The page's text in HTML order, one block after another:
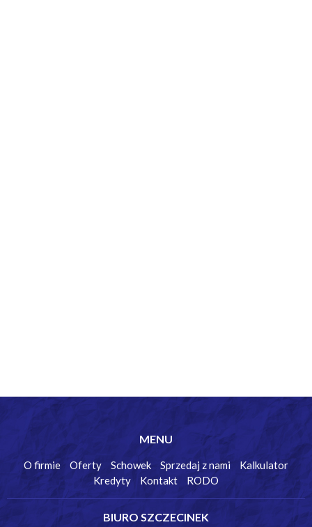
MENU
O firmie Oferty Schowek Sprzedaj z nami
Kalkulator
Kredyty
Kontakt RODO
BIURO SZCZECINEK